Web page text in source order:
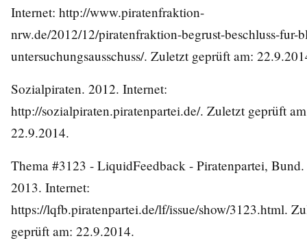
Internet: http://www.piratenfraktion-
nrw.de/2012/12/piratenfraktion-begrust-beschluss-fur-
untersuchungsausschuss/. Zuletzt geprüft am:
Sozialpiraten. 2012. Internet:
http://sozialpiraten.piratenpartei.de/. Zuletzt geprüft
22.9.2014.
Thema #3123 - LiquidFeedback - Piratenpartei, Bund.
2013. Internet:
https://lqfb.piratenpartei.de/lf/issue/show/3123.html.
geprüft am: 22.9.2014.